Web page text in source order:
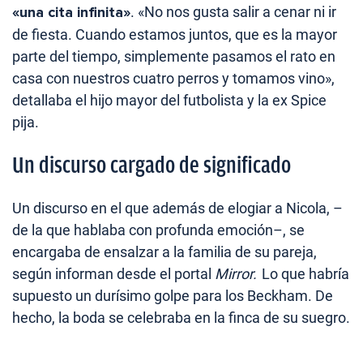
«una cita infinita». «No nos gusta salir a cenar ni ir
de fiesta. Cuando estamos juntos, que es la mayor
parte del tiempo, simplemente pasamos el rato en
casa con nuestros cuatro perros y tomamos vino»,
detallaba el hijo mayor del futbolista y la ex Spice
pija.
Un discurso cargado de significado
Un discurso en el que además de elogiar a Nicola, –
de la que hablaba con profunda emoción–, se
encargaba de ensalzar a la familia de su pareja,
según informan desde el portal Mirror. Lo que habría
supuesto un durísimo golpe para los Beckham. De
hecho, la boda se celebraba en la finca de su suegro.